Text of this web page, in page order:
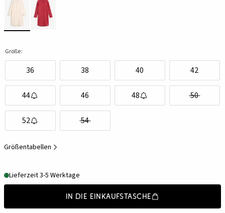
Größe:
36 38 40 42
44 46 48 50
52 54
Größentabellen
Lieferzeit 3-5 Werktage
In die Einkaufstasche